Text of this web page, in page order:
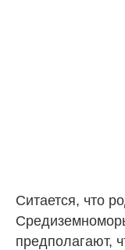
Ситается, что
предполагают,